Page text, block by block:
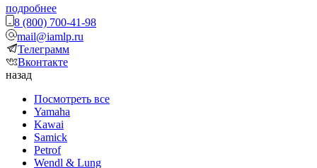
подробнее
8 (800) 700-41-98
mail@iamlp.ru
Телеграмм
Вконтакте
назад
Посмотреть все
Yamaha
Kawai
Samick
Petrof
Wendl & Lung